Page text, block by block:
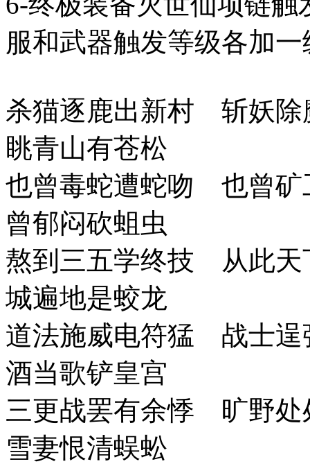
服和武器触发等级各加
杀猫逐鹿出新村 斩妖
眺青山有苍松
也曾毒蛇遭蛇吻 也曾
曾郁闷砍蛆虫
熬到三五学终技 从此
城遍地是蛟龙
道法施威电符猛 战士
酒当歌铲皇宫
三更战罢有余悸 旷野
雪妻恨清蜈蚣